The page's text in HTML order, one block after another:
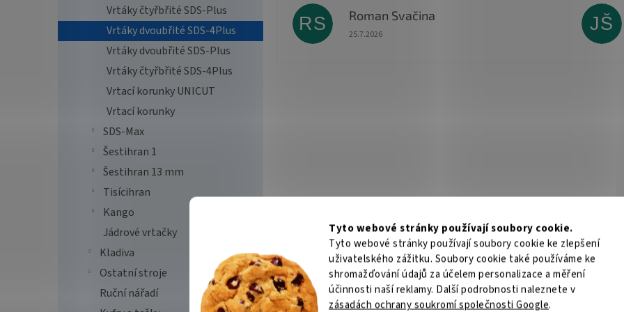
Tyto webové stránky používají soubory cookie.
Tyto webové stránky používají soubory cookie ke zlepšení
uživatelského zážitku. Soubory cookie také používáme ke
shromažďování údajů za účelem personalizace a měření
účinnosti naší reklamy. Další podrobnosti naleznete v
zásadách ochrany soukromí společnosti Google.
Vrtáky čtyřbřité SDS-Plus
Vrtáky dvoubřité SDS-4Plus
Vrtáky dvoubřité SDS-Plus
Vrtáky čtyřbřité SDS-4Plus
Vrtací korunky UNICUT
Vrtací korunky
SDS-Max
Šestihran 1
Šestihran 13 mm
Tisícihran
Kango
Jádrové vrtačky
Kladiva
Ostatní stroje
Ruční nářadí
RS Roman Svačina
Hodnocení obchodu je 5 z 5 hvězdiček.
25.7.2026
JŠ